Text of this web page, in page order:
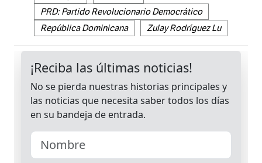
PRD: Partido Revolucionario Democrático
República Dominicana
Zulay Rodríguez Lu